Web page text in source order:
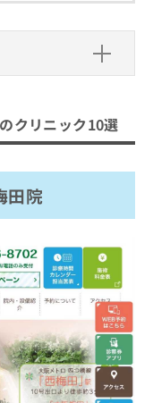
院
ク
LSクリニック
ナビオ院
クリニック10選
田院